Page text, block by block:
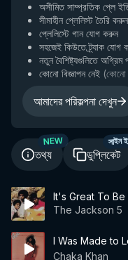
অসীমিত সাম্প্রতিক প্লে
সীমাহীন প্লেলিস্ট তৈরি করুন
প্লেলিস্টে গান যোগ করুন
সহজেই কিউতে ট্র্যাক যোগ
নতুন বৈশিষ্ট্যগুলিতে অগ্রিম
কোনো বিজ্ঞাপন নেই (কোনো
আমাদের পরিকল্পনা দেখুন
তথ্য
NEW
ডুপ্লিকেট
সাইন
It's Great To Be
The Jackson 5
I Was Made to
Chaka Khan